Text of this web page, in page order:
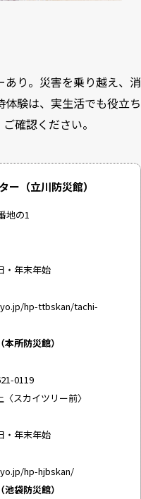
り。災害を乗り越え、消
験は、実生活でも役立ち
確認ください。
ー（立川防災館）
の1
年末年始
hp-ttbskan/tachi-
所防災館）
0119
スカイツリー前〉
年末年始
hp-hjbskan/
袋防災館）